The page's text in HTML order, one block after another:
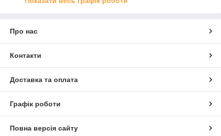
Про нас
Контакти
Доставка та оплата
Графік роботи
Повна версія сайту